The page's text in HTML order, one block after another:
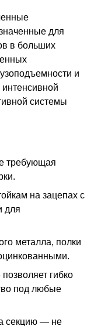
для
в больших
и
системы
требующая
на зацепах с
для
металла, полки
гибко
под любые
секцию — не